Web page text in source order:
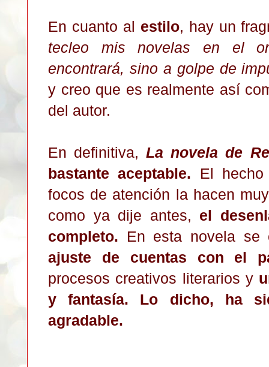
En cuanto al estilo, hay un
tecleo mis novelas en el
encontrará, sino a golpe de
y creo que es realmente así
del autor.
En definitiva, La novela de
bastante aceptable. El hecho
focos de atención la hacen
como ya dije antes, el
completo. En esta novela se
ajuste de cuentas con el
procesos creativos literarios y
y fantasía. Lo dicho, ha
agradable.